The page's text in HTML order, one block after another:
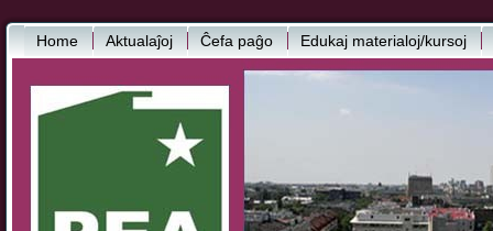
Home Aktualaĵoj Ĉefa paĝo Edukaj materialoj/kursoj